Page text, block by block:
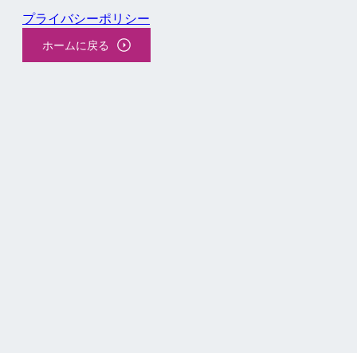
プライバシーポリシー
ホームに戻る